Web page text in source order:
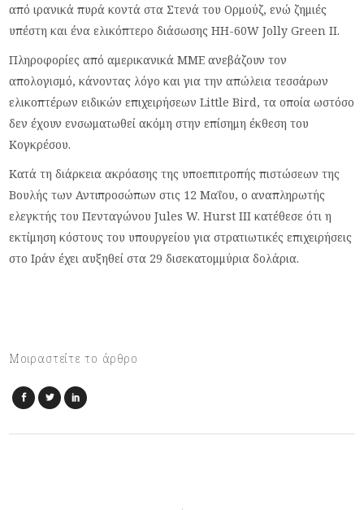
από ιρανικά πυρά κοντά στα Στενά του Ορμούζ, ενώ ζημιές
υπέστη και ένα ελικόπτερο διάσωσης HH-60W Jolly Green II.
Πληροφορίες από αμερικανικά ΜΜΕ ανεβάζουν τον
απολογισμό, κάνοντας λόγο και για την απώλεια τεσσάρων
ελικοπτέρων ειδικών επιχειρήσεων Little Bird, τα οποία ωστόσο
δεν έχουν ενσωματωθεί ακόμη στην επίσημη έκθεση του
Κογκρέσου.
Κατά τη διάρκεια ακρόασης της υποεπιτροπής πιστώσεων της
Βουλής των Αντιπροσώπων στις 12 Μαΐου, ο αναπληρωτής
ελεγκτής του Πενταγώνου Jules W. Hurst III κατέθεσε ότι η
εκτίμηση κόστους του υπουργείου για στρατιωτικές επιχειρήσεις
στο Ιράν έχει αυξηθεί στα 29 δισεκατομμύρια δολάρια.
Μοιραστείτε το άρθρο